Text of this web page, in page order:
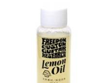
Richard Schauer
ドレミ楽譜出版社
AURORA STRINGS
Theodore Presser
AQUBE MUSIC PRODUCTS